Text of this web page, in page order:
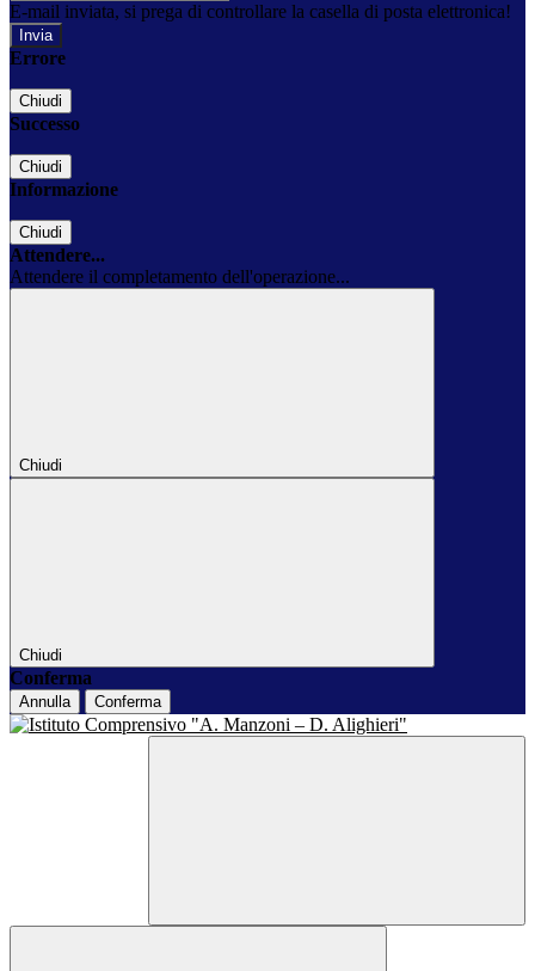
E-mail inviata, si prega di controllare la casella di posta elettronica!
Errore
Chiudi
Successo
Chiudi
Informazione
Chiudi
Attendere...
Attendere il completamento dell'operazione...
Chiudi
Chiudi
Conferma
Annulla Conferma